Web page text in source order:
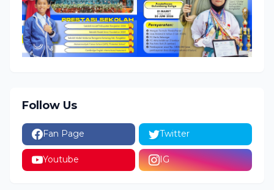
Follow Us
Fan Page Twitter
Youtube IG